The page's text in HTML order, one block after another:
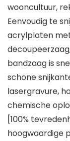
wooncultuur,
Eenvoudig te
acrylplaten
bandzaag is
schone
lasergravure,
chemische
[100%
hoogwaardige